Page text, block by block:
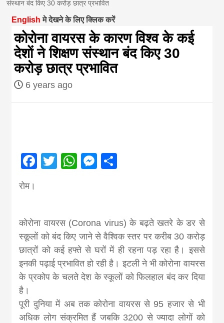
magazine of
Nepal brings
news in hindi
news,
khabar
संस्थान बंद किए 30 करोड़ छात्र प्रभावित
English मे देखने के लिए क्लिक करें
काेराेना वायरस के कारण विश्व के कई
देशाें ने शिक्षण संस्थान बंद किए 30
करोड़ छात्र प्रभावित
6 years ago
Facebook
Twitter
WhatsApp
Messenger
रोम।
कोरोना वायरस (Corona virus) के बढ़ते खतरे के डर से
स्कूलों को बंद किए जाने से वैश्विक स्तर पर करीब 30 करोड़
छात्रों को कई हफ्ते से घरों में ही रहना पड़ रहा है। इससे
इनकी पढ़ाई प्रभावित हो रही है। इटली ने भी कोरोना वायरस
के प्रकोप के चलते देश के स्कूलों को फिलहाल बंद कर दिया
है।
पूरी दुनिया में अब तक कोरोना वायरस से 95 हजार से भी
अधिक लोग संक्रमित हैं जबकि 3200 से ज्यादा लोगों को